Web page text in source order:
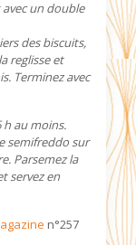
un double
des biscuits,
reglisse et
Terminez avec
au moins.
semifreddo sur
Parsemez la
servez en
n°257